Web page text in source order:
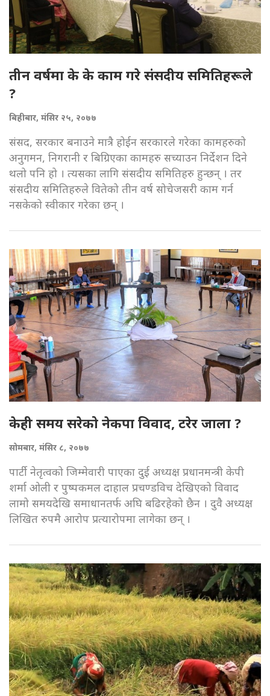
तीन वर्षमा के के काम गरे संसदीय समितिहरूले
?
बिहीबार, मंसिर २५, २०७७
संसद, सरकार बनाउने मात्रै होईन सरकारले गरेका कामहरुको
अनुगमन, निगरानी र बिग्रिएका कामहरु सच्याउन निर्देशन दिने
थलो पनि हो । त्यसका लागि संसदीय समितिहरु हुन्छन् । तर
संसदीय समितिहरुले वितेको तीन वर्ष सोचेजसरी काम गर्न
नसकेको स्वीकार गरेका छन् ।
केही समय सरेको नेकपा विवाद, टरेर जाला ?
सोमबार, मंसिर ८, २०७७
पार्टी नेतृत्वको जिम्मेवारी पाएका दुई अध्यक्ष प्रधानमन्त्री केपी
शर्मा ओली र पुष्पकमल दाहाल प्रचण्डविच देखिएको विवाद
लामो समयदेखि समाधानतर्फ अघि बढिरहेको छैन । दुवै अध्यक्ष
लिखित रुपमै आरोप प्रत्यारोपमा लागेका छन् ।